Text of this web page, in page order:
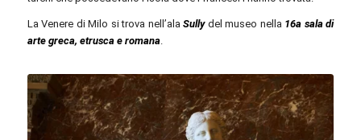
La Venere di Milo si trova nell’alaSullydel museo nella 16a sala di
arte greca, etrusca e romana.